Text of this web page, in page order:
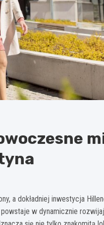
a dokładniej inwestycja
w dynamicznie